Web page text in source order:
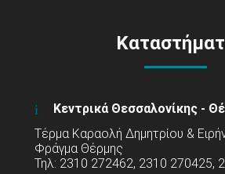
Κεντρικά Θεσσαλονίκης -
Τέρμα Καραολή Δημητρίου &
Φράγμα Θέρμης
Τηλ: 2310 272462, 2310 270425,